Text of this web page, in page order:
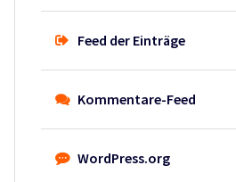
Feed der Einträge
Kommentare-Feed
WordPress.org